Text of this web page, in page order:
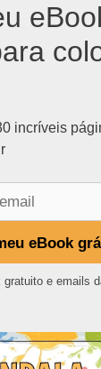
incríveis
eBook
e emails